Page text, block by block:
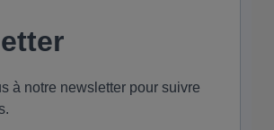
à notre newsletter pour suivre